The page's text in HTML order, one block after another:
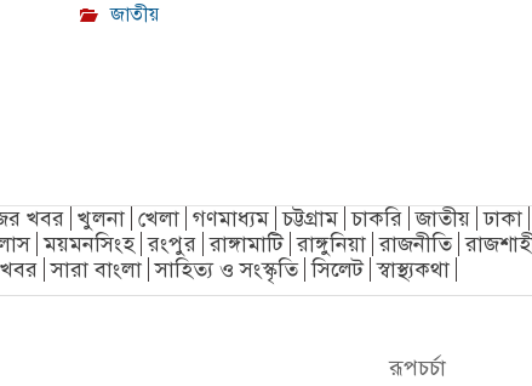
জাতীয়
খবর খুলনা খেলা গণমাধ্যম চট্টগ্রাম চাকরি জাতীয় ঢাকা
ময়মনসিংহ রংপুর রাঙ্গামাটি রাঙ্গুনিয়া রাজনীতি
সারা বাংলা সাহিত্য ও সংস্কৃতি সিলেট স্বাস্থ্যকথা
রূপচর্চা